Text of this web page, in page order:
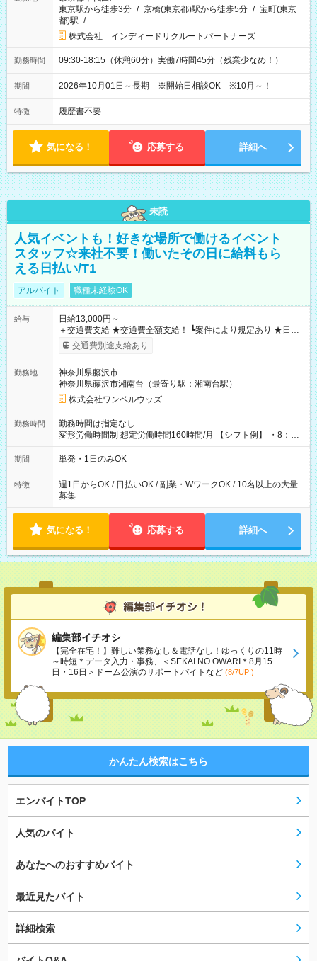
東京駅から徒歩3分 / 京橋(東京都)駅から徒歩5分 / 宝町(東京
都)駅 / …
株式会社 インディードリクルートパートナーズ
勤務時間 09:30-18:15（休憩60分）実働7時間45分（残業少なめ！）
期間 2026年10月01日～長期 ※開始日相談OK ※10月～！
特徴 履歴書不要
気になる！ 応募する 詳細へ
未読
人気イベントも！好きな場所で働けるイベント
スタッフ☆来社不要！働いたその日に給料もら
える日払い/T1
アルバイト 職種未経験OK
給与
日給13,000円～
＋交通費支給 ★交通費全額支給！ ┗案件により規定あり ★日払
いOK！（規定あり） ┗働いたその日に現金GET♪ お仕事後はコ
ンビニATMから 日払い分を引き落とせます！ 【試用期間】試
交通費別途支給あり
勤務地
神奈川県藤沢市
神奈川県藤沢市湘南台（最寄り駅：湘南台駅）
株式会社ワンベルウッズ
勤務時間
勤務時間は指定なし
変形労働時間制 想定労働時間160時間/月 【シフト例】 ・8：00
～21：00
期間 単発・1日のみOK
特徴
週1日からOK / 日払いOK / 副業・WワークOK / 10名以上の大量
募集
気になる！ 応募する 詳細へ
編集部イチオシ
【完全在宅！】難しい業務なし＆電話なし！ゆっくりの11時
～時短＊データ入力・事務、＜SEKAI NO OWARI＊8月15
日・16日＞ドーム公演のサポートバイトなど (8/7UP!)
かんたん検索はこちら
エンバイトTOP
人気のバイト
あなたへのおすすめバイト
最近見たバイト
詳細検索